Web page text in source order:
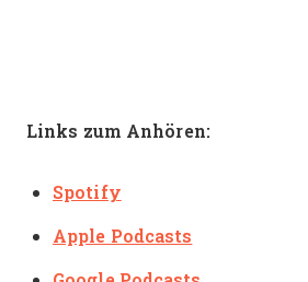
Links zum Anhören:
Spotify
Apple Podcasts